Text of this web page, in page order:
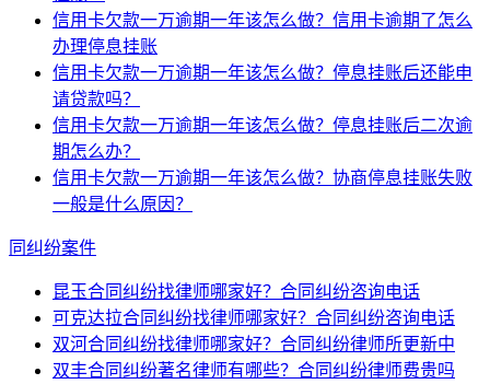
信用卡欠款一万逾期一年该怎么做？信用卡逾期了怎么
办理停息挂账
信用卡欠款一万逾期一年该怎么做？停息挂账后还能申
请贷款吗？
信用卡欠款一万逾期一年该怎么做？停息挂账后二次逾
期怎么办？
信用卡欠款一万逾期一年该怎么做？协商停息挂账失败
一般是什么原因？
同纠纷案件
昆玉合同纠纷找律师哪家好？合同纠纷咨询电话
可克达拉合同纠纷找律师哪家好？合同纠纷咨询电话
双河合同纠纷找律师哪家好？合同纠纷律师所更新中
双丰合同纠纷著名律师有哪些？合同纠纷律师费贵吗